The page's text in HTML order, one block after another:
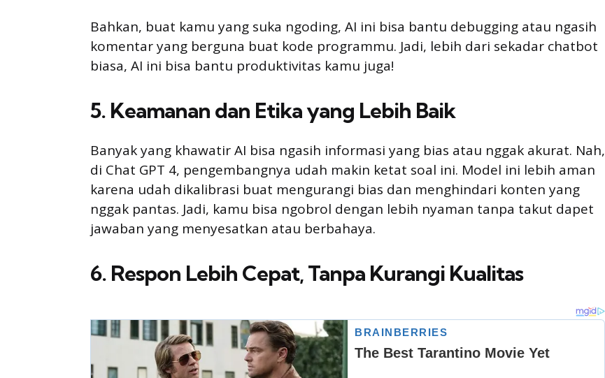
Bahkan, buat kamu yang suka ngoding, AI ini bisa bantu debugging atau ngasih
komentar yang berguna buat kode programmu. Jadi, lebih dari sekadar chatbot
biasa, AI ini bisa bantu produktivitas kamu juga!
5. Keamanan dan Etika yang Lebih Baik
Banyak yang khawatir AI bisa ngasih informasi yang bias atau nggak akurat. Nah,
di Chat GPT 4, pengembangnya udah makin ketat soal ini. Model ini lebih aman
karena udah dikalibrasi buat mengurangi bias dan menghindari konten yang
nggak pantas. Jadi, kamu bisa ngobrol dengan lebih nyaman tanpa takut dapet
jawaban yang menyesatkan atau berbahaya.
6. Respon Lebih Cepat, Tanpa Kurangi Kualitas